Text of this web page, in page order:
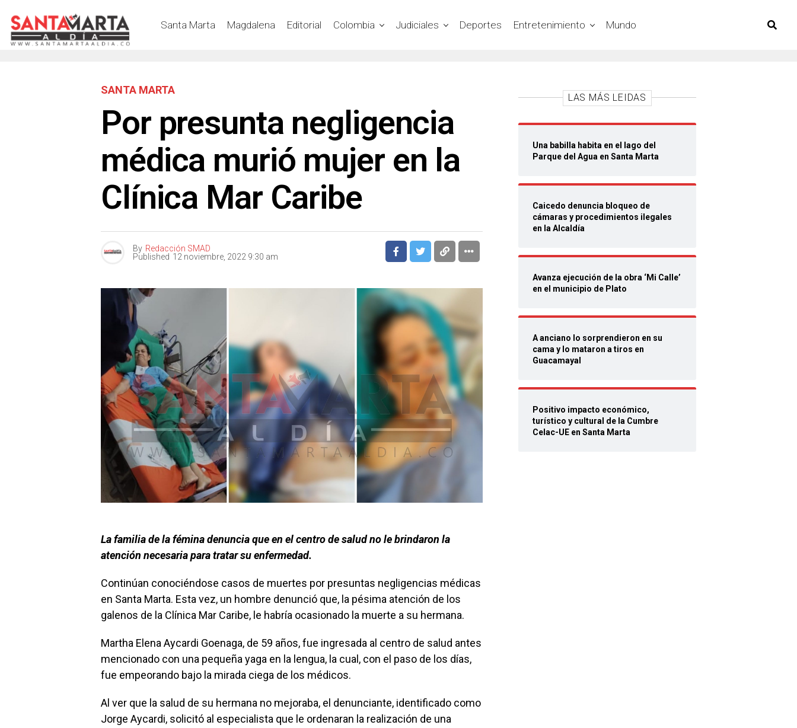
Santa Marta Magdalena Editorial Colombia Judiciales Deportes Entretenimiento Mundo
SANTA MARTA
Por presunta negligencia
médica murió mujer en la
Clínica Mar Caribe
By Redacción SMAD
Published 12 noviembre, 2022 9:30 am
La familia de la fémina denuncia que en el centro de salud no le brindaron la
atención necesaria para tratar su enfermedad.
Continúan conociéndose casos de muertes por presuntas negligencias médicas
en Santa Marta. Esta vez, un hombre denunció que, la pésima atención de los
galenos de la Clínica Mar Caribe, le habría ocasionado la muerte a su hermana.
Martha Elena Aycardi Goenaga, de 59 años, fue ingresada al centro de salud antes
mencionado con una pequeña yaga en la lengua, la cual, con el paso de los días,
fue empeorando bajo la mirada ciega de los médicos.
Al ver que la salud de su hermana no mejoraba, el denunciante, identificado como
Jorge Aycardi, solicitó al especialista que le ordenaran la realización de una
LAS MÁS LEIDAS
Una babilla habita en el lago del
Parque del Agua en Santa Marta
Caicedo denuncia bloqueo de
cámaras y procedimientos ilegales
en la Alcaldía
Avanza ejecución de la obra ‘Mi Calle’
en el municipio de Plato
A anciano lo sorprendieron en su
cama y lo mataron a tiros en
Guacamayal
Positivo impacto económico,
turístico y cultural de la Cumbre
Celac-UE en Santa Marta